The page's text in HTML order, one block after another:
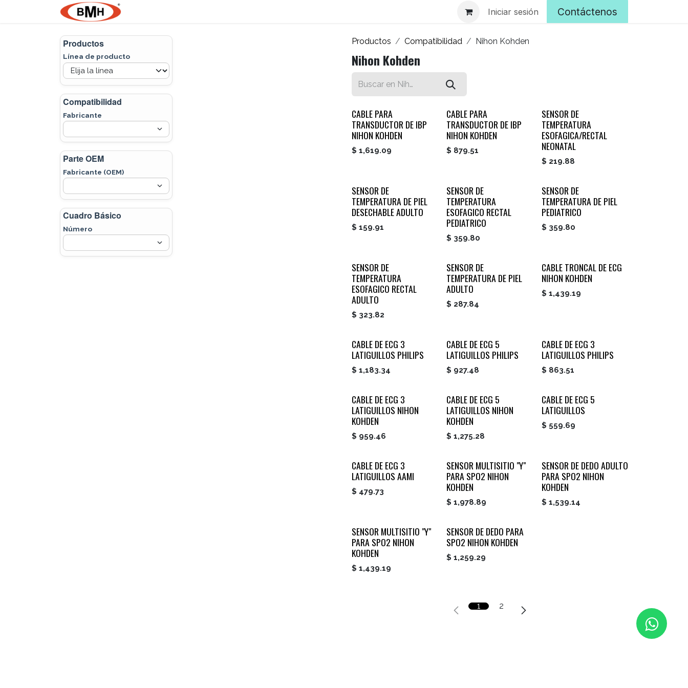
Ir al contenido Iniciar sesión Contáctenos
Productos
Línea de producto
Compatibilidad
Fabricante
Parte OEM
Fabricante (OEM)
Cuadro Básico
Número
Productos Compatibilidad Nihon Kohden
Nihon Kohden
CABLE PARA
TRANSDUCTOR DE IBP
NIHON KOHDEN
$ 1,619.09
CABLE PARA
TRANSDUCTOR DE IBP
NIHON KOHDEN
$ 879.51
SENSOR DE
TEMPERATURA
ESOFAGICA/RECTAL
NEONATAL
$ 219.88
SENSOR DE
TEMPERATURA DE PIEL
DESECHABLE ADULTO
$ 159.91
SENSOR DE
TEMPERATURA
ESOFAGICO RECTAL
PEDIATRICO
$ 359.80
SENSOR DE
TEMPERATURA DE PIEL
PEDIATRICO
$ 359.80
SENSOR DE
TEMPERATURA
ESOFAGICO RECTAL
ADULTO
$ 323.82
SENSOR DE
TEMPERATURA DE PIEL
ADULTO
$ 287.84
CABLE TRONCAL DE ECG
NIHON KOHDEN
$ 1,439.19
CABLE DE ECG 3
LATIGUILLOS PHILIPS
$ 1,183.34
CABLE DE ECG 5
LATIGUILLOS PHILIPS
$ 927.48
CABLE DE ECG 3
LATIGUILLOS PHILIPS
$ 863.51
CABLE DE ECG 3
LATIGUILLOS NIHON
KOHDEN
$ 959.46
CABLE DE ECG 5
LATIGUILLOS NIHON
KOHDEN
$1,275.28
CABLE DE ECG 5
LATIGUILLOS
$ 559.69
CABLE DE ECG 3
LATIGUILLOS AAMI
$ 479.73
SENSOR MULTISITIO "Y"
PARA SPO2 NIHON
KOHDEN
$1,978.89
SENSOR DE DEDO ADULTO
PARA SPO2 NIHON
KOHDEN
$ 1,539.14
SENSOR MULTISITIO "Y"
PARA SPO2 NIHON
KOHDEN
$ 1,439.19
SENSOR DE DEDO PARA
SPO2 NIHON KOHDEN
$1,259.29
1 2